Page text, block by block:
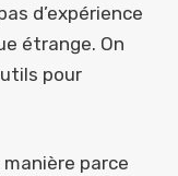
d’expérience
étrange. On
pour
parce